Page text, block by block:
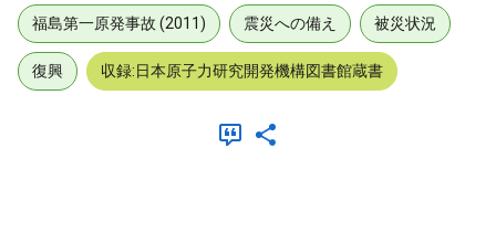
福島第一原発事故 (2011) 震災への備え 被災状況
復興 収録:日本原子力研究開発機構図書館蔵書